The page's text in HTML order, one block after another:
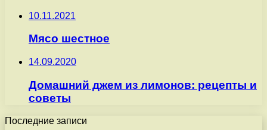
10.11.2021
Мясо шестное
14.09.2020
Домашний джем из лимонов: рецепты и
советы
Последние записи